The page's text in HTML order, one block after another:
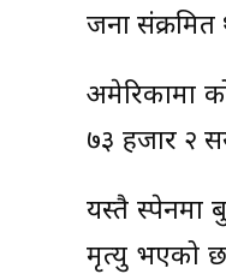
जना
अमेरिकामा
७३ हजार २
यस्तै स्पेनमा
मृत्यु भएको